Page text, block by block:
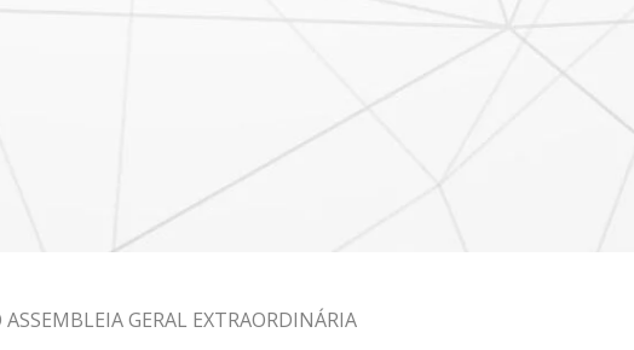
GERAL EXTRAORDINÁRIA